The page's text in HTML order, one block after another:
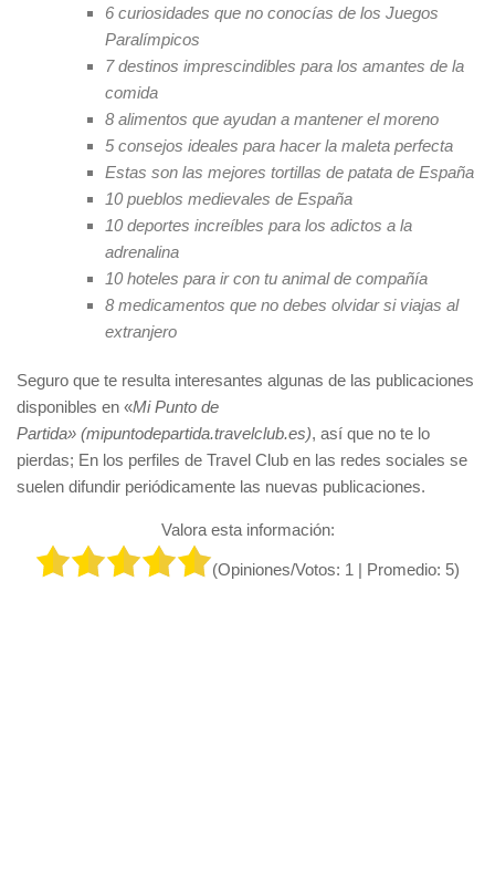
6 curiosidades que no conocías de los Juegos
Paralímpicos
7 destinos imprescindibles para los amantes de la
comida
8 alimentos que ayudan a mantener el moreno
5 consejos ideales para hacer la maleta perfecta
Estas son las mejores tortillas de patata de España
10 pueblos medievales de España
10 deportes increíbles para los adictos a la
adrenalina
10 hoteles para ir con tu animal de compañía
8 medicamentos que no debes olvidar si viajas al
extranjero
Seguro que te resulta interesantes algunas de las publicaciones
disponibles en «Mi Punto de
Partida» (mipuntodepartida.travelclub.es), así que no te lo
pierdas; En los perfiles de Travel Club en las redes sociales se
suelen difundir periódicamente las nuevas publicaciones.
Valora esta información:
(Opiniones/Votos: 1 | Promedio: 5)